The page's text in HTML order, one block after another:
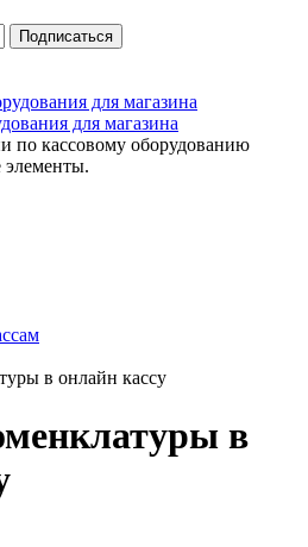
для магазина
по кассовому оборудованию
в онлайн кассу
в